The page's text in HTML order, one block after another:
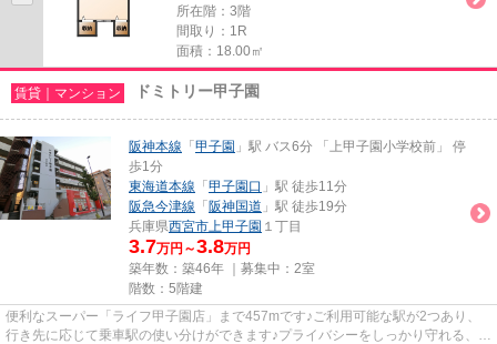
所在階：3階
間取り：1R
面積：18.00㎡
賃貸｜マンション ドミトリー甲子園
阪神本線 「 甲子園 」駅 バス6分 「上甲子園小学校前」 停
歩1分
東海道本線 「 甲子園口 」駅 徒歩11分
阪急今津線 「 阪神国道 」駅 徒歩19分
兵庫県西宮市上甲子園 １丁目
3.7万円～3.8万円
築年数：築46年 ｜募集中： 2室
階数：5階建
便利なスーパー「ライフ甲子園店」まで457mです♪ご利用可能な駅が2つあり、
行き先に応じて乗車駅の使い分けができます♪プライバシーをしっかり守れる、安